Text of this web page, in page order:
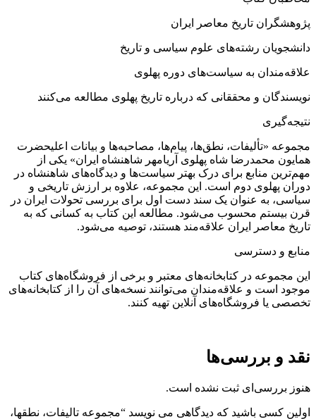
پژوهشگران تاریخ معاصر ایران
دانشجویان رشته‌های علوم سیاسی و تاریخ
علاقه‌مندان به سیاست‌های دوره پهلوی
نویسندگان و محققانی که درباره تاریخ پهلوی مطالعه می‌کنند
نتیجه‌گیری
مجموعه «تألیفات، نطق‌ها، پیام‌ها، مصاحبه‌ها و بیانات اعلیحضرت
همایون محمدرضا شاه پهلوی آریامهر شاهنشاه ایران» یکی از
مهم‌ترین منابع برای درک بهتر سیاست‌ها و دیدگاه‌های شاهنشاه در
دوران پهلوی دوم است. این مجموعه، علاوه بر ارزش تاریخی و
سیاسی، به عنوان یک سند دست اول برای بررسی تحولات ایران در
قرن بیستم محسوب می‌شود. مطالعه این کتاب به کسانی که به
تاریخ معاصر ایران علاقه‌مند هستند، توصیه می‌شود.
منابع و دسترسی
این مجموعه در کتابخانه‌های معتبر و برخی از فروشگاه‌های کتاب
موجود است و علاقه‌مندان می‌توانند نسخه‌های آن را از کتابخانه‌های
تخصصی یا فروشگاه‌های آنلاین تهیه کنند.
نقد و بررسی‌ها
هنوز بررسی‌ای ثبت نشده است.
اولین کسی باشید که دیدگاهی می نویسد “مجموعه تالیفات، نطقها،